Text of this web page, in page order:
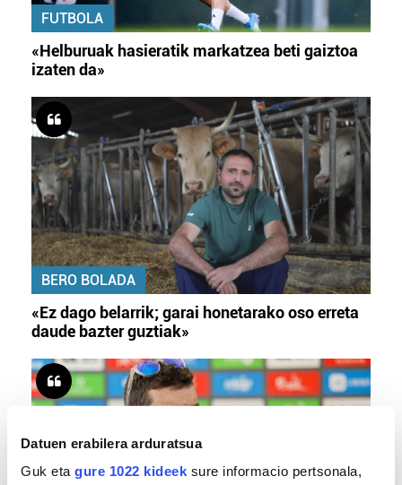
Datuen erabilera arduratsua
Guk eta gure 1022 kideek sure informacio pertsonala,
FUTBOLA
«Helburuak hasieratik markatzea beti gaiztoa
izaten da»
BERO BOLADA
«Ez dago belarrik; garai honetarako oso erreta
daude bazter guztiak»